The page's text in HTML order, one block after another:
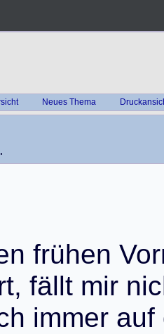
Neues Thema
n frühen Vor
t, fällt mir nic
h immer auf